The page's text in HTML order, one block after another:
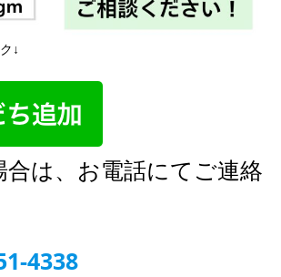
↓
合は、お電話にてご連絡
4338